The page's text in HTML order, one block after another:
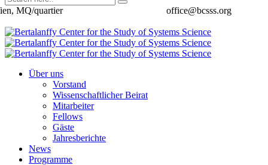
office@bcsss.org
MQ/quartier
Über uns
Vorstand
Wissenschaftlicher Beirat
Mitarbeiter
Fellows
Gäste
Jahresberichte
News
Programme